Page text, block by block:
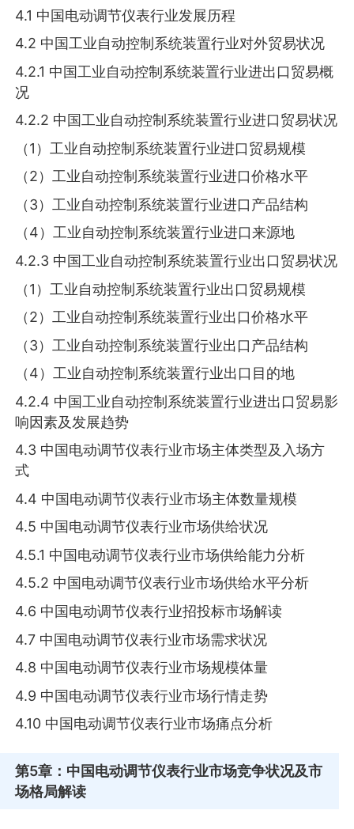
4.1 中国电动调节仪表行业发展历程
4.2 中国工业自动控制系统装置行业对外贸易状况
4.2.1 中国工业自动控制系统装置行业进出口贸易概
况
4.2.2 中国工业自动控制系统装置行业进口贸易状况
（1）工业自动控制系统装置行业进口贸易规模
（2）工业自动控制系统装置行业进口价格水平
（3）工业自动控制系统装置行业进口产品结构
（4）工业自动控制系统装置行业进口来源地
4.2.3 中国工业自动控制系统装置行业出口贸易状况
（1）工业自动控制系统装置行业出口贸易规模
（2）工业自动控制系统装置行业出口价格水平
（3）工业自动控制系统装置行业出口产品结构
（4）工业自动控制系统装置行业出口目的地
4.2.4 中国工业自动控制系统装置行业进出口贸易影
响因素及发展趋势
4.3 中国电动调节仪表行业市场主体类型及入场方
式
4.4 中国电动调节仪表行业市场主体数量规模
4.5 中国电动调节仪表行业市场供给状况
4.5.1 中国电动调节仪表行业市场供给能力分析
4.5.2 中国电动调节仪表行业市场供给水平分析
4.6 中国电动调节仪表行业招投标市场解读
4.7 中国电动调节仪表行业市场需求状况
4.8 中国电动调节仪表行业市场规模体量
4.9 中国电动调节仪表行业市场行情走势
4.10 中国电动调节仪表行业市场痛点分析
第5章 ：中国电动调节仪表行业市场竞争状况及市
场格局解读